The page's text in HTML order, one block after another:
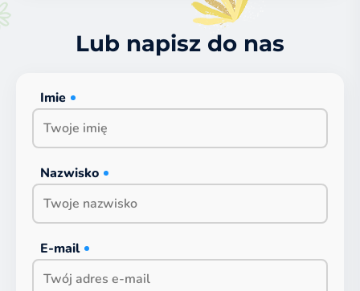
Lub napisz do nas
Imie
Nazwisko
E-mail